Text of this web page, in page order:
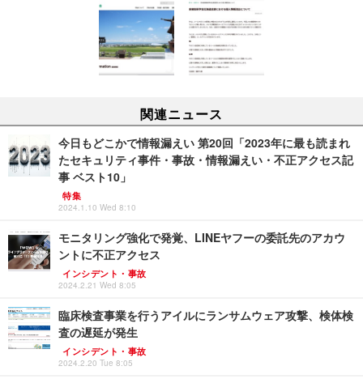
関連ニュース
今日もどこかで情報漏えい 第20回「2023年に最も読まれ
たセキュリティ事件・事故・情報漏えい・不正アクセス記
事 ベスト10」
特集
2024.1.10 Wed 8:10
モニタリング強化で発覚、LINEヤフーの委託先のアカウ
ントに不正アクセス
インシデント・事故
2024.2.21 Wed 8:05
臨床検査事業を行うアイルにランサムウェア攻撃、検体検
査の遅延が発生
インシデント・事故
2024.2.20 Tue 8:05